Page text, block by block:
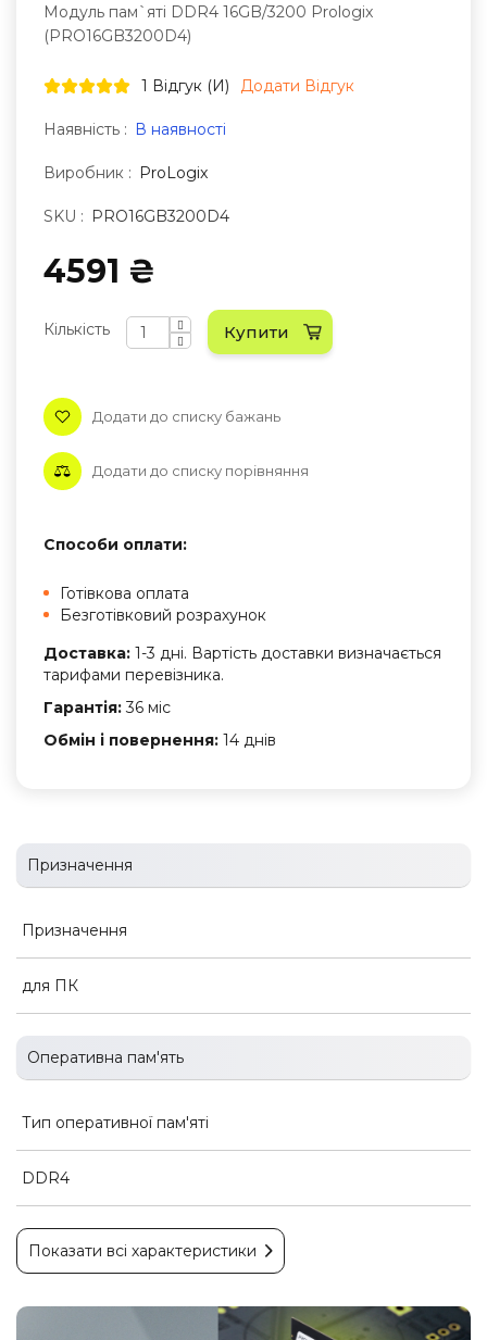
Модуль пам`ятi DDR4 16GB/3200 Prologix
(PRO16GB3200D4)
1 Відгук (и) Додати Відгук
Наявність : В наявності
Виробник : ProLogix
SKU : PRO16GB3200D4
4591 ₴
Кількість Купити
Додати до списку бажань
Додати до списку порівняння
Способи оплати:
Готівкова оплата
Безготівковий розрахунок
Доставка: 1-3 дні. Вартість доставки визначається
тарифами перевізника.
Гарантія:36 міс
Обмін і повернення: 14 днів
Призначення
Призначення
для ПК
Оперативна пам'ять
Тип оперативної пам'яті
DDR4
Показати всі характеристики